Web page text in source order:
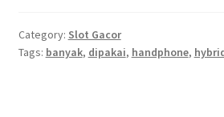
Category: Slot Gacor
Tags: banyak, dipakai, handphone,